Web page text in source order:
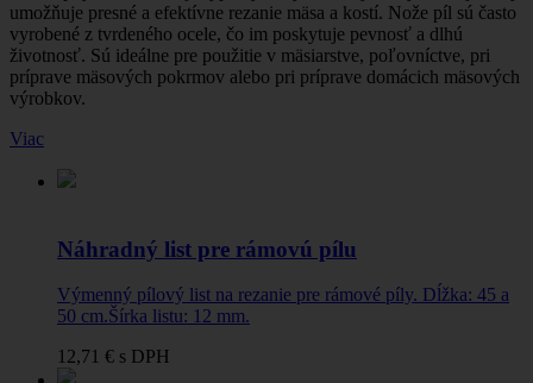
umožňuje presné a efektívne rezanie mäsa a kostí. Nože píl sú často
vyrobené z tvrdeného ocele, čo im poskytuje pevnosť a dlhú
životnosť. Sú ideálne pre použitie v mäsiarstve, poľovníctve, pri
príprave mäsových pokrmov alebo pri príprave domácich mäsových
výrobkov.
Viac
Náhradný list pre rámovú pílu
Výmenný pílový list na rezanie pre rámové píly. Dĺžka: 45 a
50 cm.Šírka listu: 12 mm.
12,71 € s DPH